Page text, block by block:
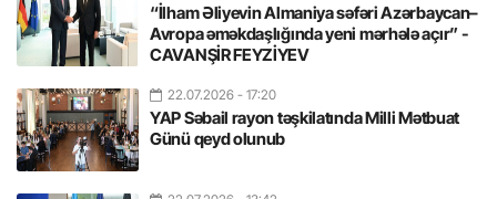
“İlham Əliyevin Almaniya səfəri Azərbaycan–
Avropa əməkdaşlığında yeni mərhələ açır” -
CAVANŞİR FEYZİYEV
22.07.2026 - 17:20
YAP Səbail rayon təşkilatında Milli Mətbuat
Günü qeyd olunub